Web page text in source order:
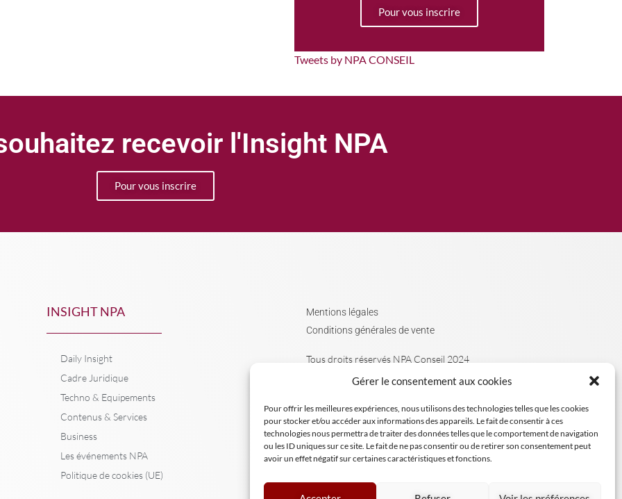
Gérer le consentement aux cookies
Pour offrir les meilleures expériences, nous utilisons des technologies telles que les cookies
pour stocker et/ou accéder aux informations des appareils. Le fait de consentir à ces
technologies nous permettra de traiter des données telles que le comportement de navigation
ou les ID uniques sur ce site. Le fait de ne pas consentir ou de retirer son consentement peut
avoir un effet négatif sur certaines caractéristiques et fonctions.
Pour vous inscrire
Tweets by NPA CONSEIL
recevoir l'Insight NPA
Pour vous inscrire
INSIGHT NPA
Daily Insight
Cadre Juridique
Techno & Equipements
Contenus & Services
Business
Les événements NPA
Politique de cookies (UE)
Mentions légales
Conditions générales de vente
Tous droits réservés NPA Conseil 2024